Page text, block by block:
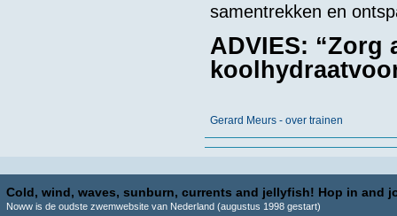
samentrekken en
ADVIES: “Zorg
Gerard Meurs - over trainen
Cold, wind, waves, sunburn, currents and jellyfish! Hop in and
Noww is de oudste zwemwebsite van Nederland (augustus 1998 gestart)